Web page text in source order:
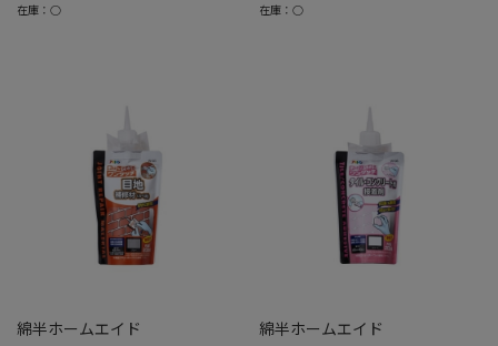
在庫：○
在庫：○
綿半ホームエイド
綿半ホームエイド